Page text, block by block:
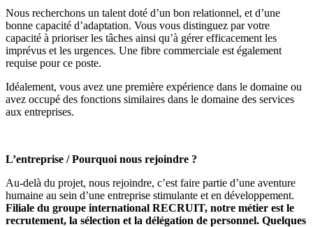
Nous recherchons un talent doté d’un bon relationnel, et d’une
bonne capacité d’adaptation. Vous vous distinguez par votre
capacité à prioriser les tâches ainsi qu’à gérer efficacement les
imprévus et les urgences. Une fibre commerciale est également
requise pour ce poste.
Idéalement, vous avez une première expérience dans le domaine ou
avez occupé des fonctions similaires dans le domaine des services
aux entreprises.
L’entreprise / Pourquoi nous rejoindre ?
Au-delà du projet, nous rejoindre, c’est faire partie d’une aventure
humaine au sein d’une entreprise stimulante et en développement.
Filiale du groupe international RECRUIT, notre métier est le
recrutement, la sélection et la délégation de personnel. Quelques